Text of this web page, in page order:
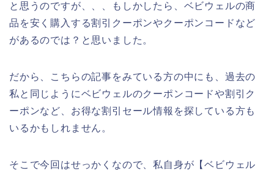
と思うのですが、、、もしかしたら、ベビウェルの商
品を安く購入する割引クーポンやクーポンコードなど
があるのでは？と思いました。
だから、こちらの記事をみている方の中にも、過去の
私と同じようにベビウェルのクーポンコードや割引ク
ーポンなど、お得な割引セール情報を探している方も
いるかもしれません。
そこで今回はせっかくなので、私自身が【ベビウェル